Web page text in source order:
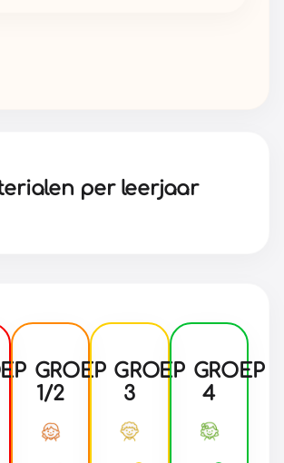
per leerjaar
GROEP
1/2
GROEP
3
GROEP
4